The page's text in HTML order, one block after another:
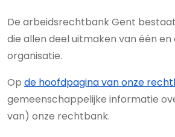
De arbeidsrechtbank Gent
die allen deel uitmaken van één en
organisatie.
Op de hoofdpagina van onze
gemeenschappelijke informatie
van) onze rechtbank.